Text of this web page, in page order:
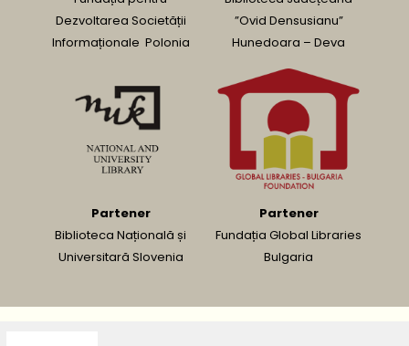
Dezvoltarea Societății
Informaționale Polonia
”Ovid Densusianu”
Hunedoara – Deva
Partener
Biblioteca Națională și
Universitară Slovenia
Partener
Fundația Global Libraries
Bulgaria